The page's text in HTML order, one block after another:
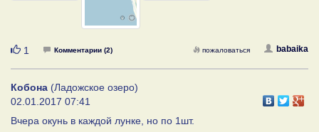
Нравится
1 Комментарии (2) babaika
пожаловаться
Кобона (Ладожское озеро)
02.01.2017 07:41
Вчера окунь в каждой лунке, но по 1шт.